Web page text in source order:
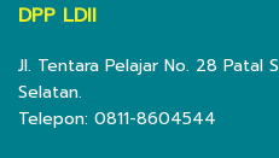
DPP LDII
Jl. Tentara Pelajar No. 28 Patal
Selatan.
Telepon: 0811-8604544